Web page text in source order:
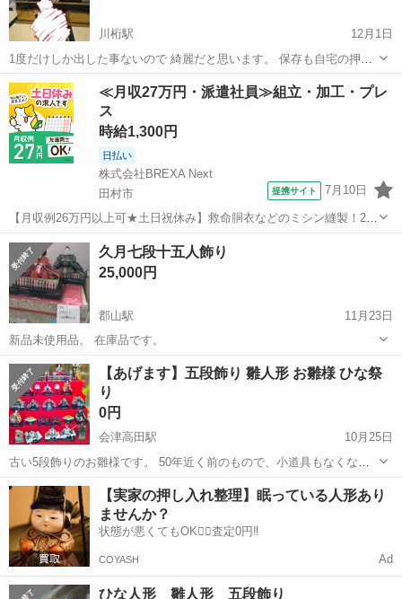
川桁駅
12月1日
1度だけしか出した事ないので 綺麗だと思います。 保存も自宅の押し
入れに入れてましたので 汚れたりしていません。 7〜8年前に購入した
のですが 約3〜40万ほどだったと思います。 取りに来てくださる方に
無料で差し上げます。
福島 耶麻郡 川桁駅 年中行事用品 雛人形
≪月収27万円・派遣社員≫組立・加工・プレ
ス
時給1,300円
日払い
株式会社BREXA Next
田村市
提携サイト 7月10日
【月収例26万円以上可★土日祝休み】救命胴衣などのミシン縫製！20
代～50代の男女大活躍中★日払い制度あり！マイカー通勤OK＆無料駐
車場完備！食堂利用可★交通費支給◎《福島県田村市》 人気の工場の
お仕事 ◇救命胴衣などのミ...
福島 田村市 その他
久月七段十五人飾り
25,000円
郡山駅
11月23日
新品未使用品。 在庫品です。
福島 郡山市 郡山駅 年中行事用品 久月
【あげます】五段飾り 雛人形 お雛様 ひな祭
り
0円
会津高田駅
10月25日
古い5段飾りのお雛様です。 50年近く前のもので、小道具もなくなっ
ていたり、欠けていたりしています。雛人形自体は壊れたり虫食い等
はしてはいないようです。元々入っていた箱ではなく、衣装ケースに
保管しています。そなままお渡ししま...
福島 大沼郡 会津高田駅 年中行事用品
【実家の押し入れ整理】眠っている人形あり
ませんか？
状態が悪くてもOK🙆‍♀️査定0円‼️
COYASH Ad
ひな人形 雛人形 五段飾り